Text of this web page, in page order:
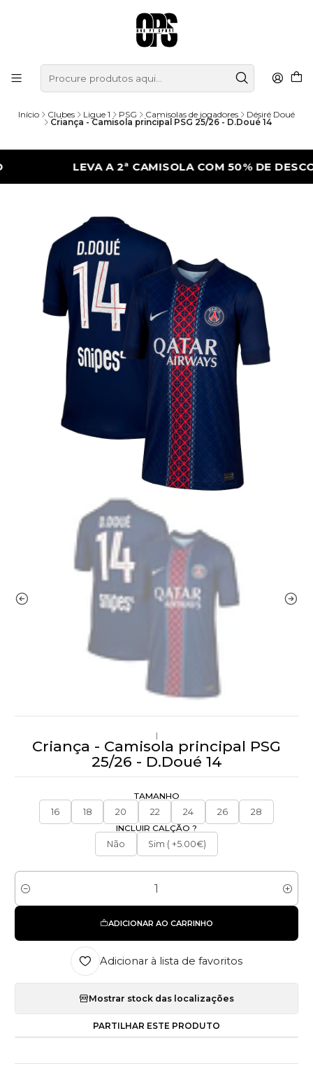
Início Clubes Ligue 1 PSG Camisolas de jogadores Désiré Doué
Criança - Camisola principal PSG 25/26 - D.Doué 14
LEVA A 2ª CAMISOLA COM 50% DE DESCONTO
|
Criança - Camisola principal PSG
25/26 - D.Doué 14
TAMANHO
16
18 20 22 24 26
28
INCLUIR CALÇÃO ?
Não
Sim ( +5.00€)
Quantidade
ADICIONAR AO CARRINHO
Adicionar à lista de favoritos
Mostrar stock das localizações
PARTILHAR ESTE PRODUTO